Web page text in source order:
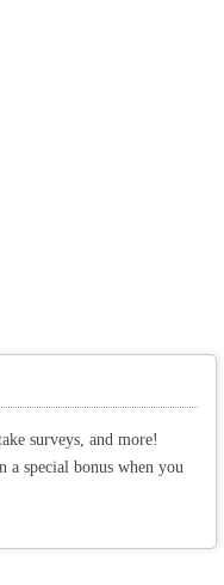
surveys, and more!
a special bonus when you